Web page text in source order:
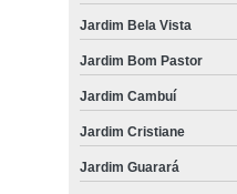
Jardim Bela Vista
Jardim Bom Pastor
Jardim Cambuí
Jardim Cristiane
Jardim Guarará